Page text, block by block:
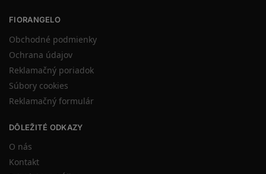
FIORANGELO
Obchodné podmienky
Ochrana údajov
Reklamačný poriadok
Súbory cookies
Reklamačný formulár
DÔLEŽITÉ ODKAZY
O nás
Kontakt